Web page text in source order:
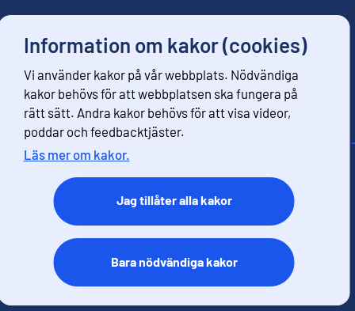
Information om kakor (cookies)
Vi använder kakor på vår webbplats. Nödvändiga
kakor behövs för att webbplatsen ska fungera på
rätt sätt. Andra kakor behövs för att visa videor,
poddar och feedbacktjäster.
Läs mer om kakor.
Jag tillåter alla kakor
Bara nödvändiga kakor
Följ oss
Beställ nyhetsbrev
Respons
Användarvillkor
Dataskydd
Tillgänglihet
Information om webbplatsen